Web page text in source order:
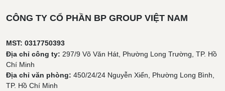
CÔNG TY CỔ PHẦN BP GROUP VIỆT NAM
MST: 0317750393
Địa chỉ công ty: 297/9 Võ Văn Hát, Phường Long Trường, TP. Hồ
Chí Minh
Địa chỉ văn phòng: 450/24/24 Nguyễn Xiển, Phường Long Bình,
TP. Hồ Chí Minh